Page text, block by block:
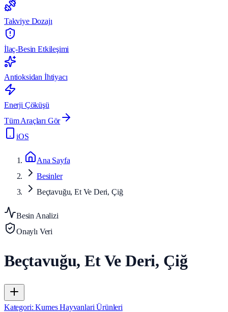
Takviye Dozajı
İlaç-Besin Etkileşimi
Antioksidan İhtiyacı
Enerji Çöküşü
Tüm Araçları Gör
iOS
Ana Sayfa
Besinler
Beçtavuğu, Et Ve Deri, Çiğ
Besin Analizi
Onaylı Veri
Beçtavuğu, Et Ve Deri, Çiğ
Kategori:Kumes Hayvanlari Ürünleri